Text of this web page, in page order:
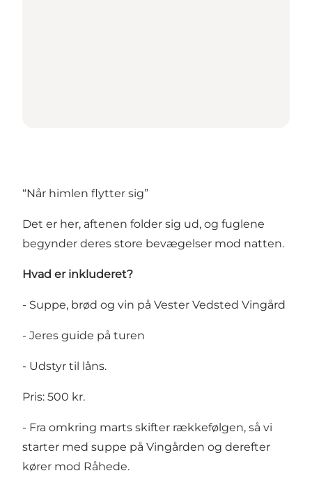
“Når himlen flytter sig”
Det er her, aftenen folder sig ud, og fuglene
begynder deres store bevægelser mod natten.
Hvad er inkluderet?
- Suppe, brød og vin på Vester Vedsted Vingård
- Jeres guide på turen
- Udstyr til låns.
Pris: 500 kr.
- Fra omkring marts skifter rækkefølgen, så vi
starter med suppe på Vingården og derefter
kører mod Råhede.